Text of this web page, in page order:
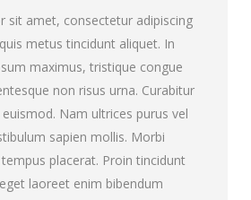
sit amet, consectetur adipiscing
metus tincidunt aliquet. In
maximus, tristique congue
non risus urna. Curabitur
Nam ultrices purus vel
sapien mollis. Morbi
placerat. Proin tincidunt
laoreet enim bibendum